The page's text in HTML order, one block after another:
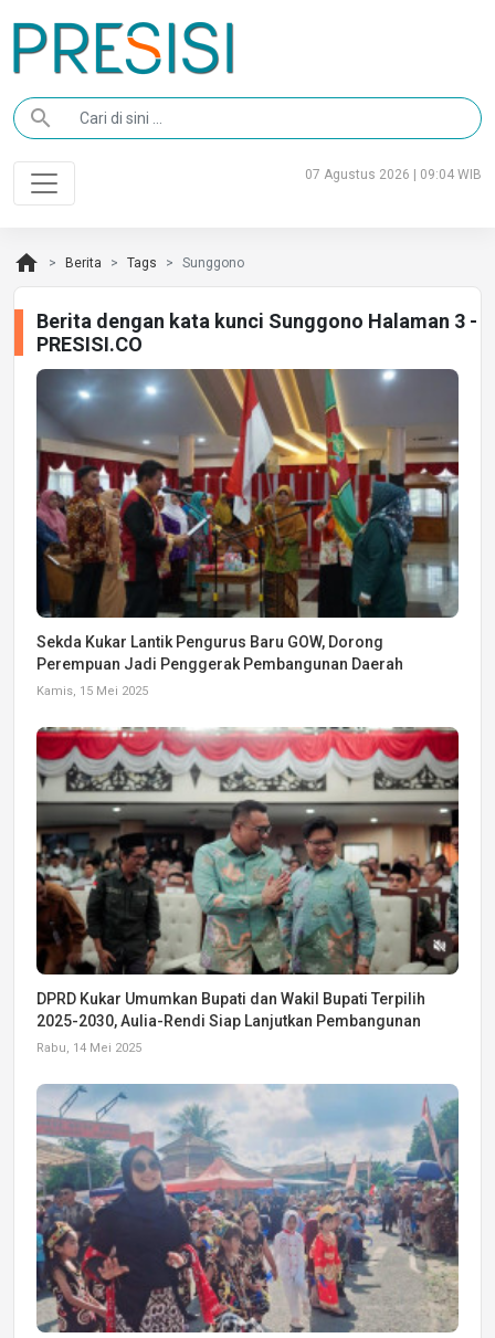
search
07 Agustus 2026 | 09:04 WIB
home Berita Tags Sunggono
Berita dengan kata kunci Sunggono Halaman 3 -
PRESISI.CO
Sekda Kukar Lantik Pengurus Baru GOW, Dorong
Perempuan Jadi Penggerak Pembangunan Daerah
Kamis, 15 Mei 2025
DPRD Kukar Umumkan Bupati dan Wakil Bupati Terpilih
2025-2030, Aulia-Rendi Siap Lanjutkan Pembangunan
Rabu, 14 Mei 2025